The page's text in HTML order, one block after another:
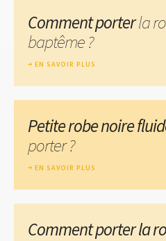
Comment porterla
baptême ?
EN SAVOIR PLUS
Petite robe noire
porter ?
EN SAVOIR PLUS
Comment porter la